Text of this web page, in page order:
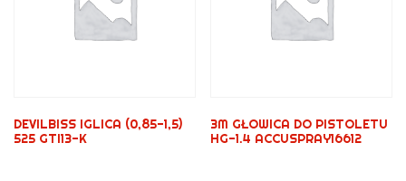
DEVILBISS IGLICA (0,85-1,5)
525 GTI13-K
3M GŁOWICA DO PISTOLETU
HG-1.4 ACCUSPRAY16612